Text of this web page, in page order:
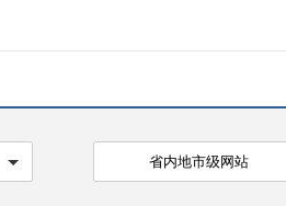
省内地市级网站